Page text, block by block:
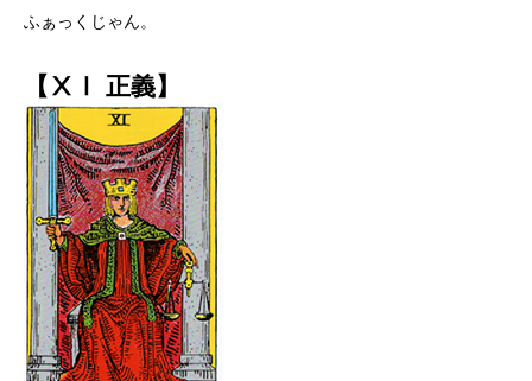
ふぁっくじゃん。
【ⅩⅠ 正義】